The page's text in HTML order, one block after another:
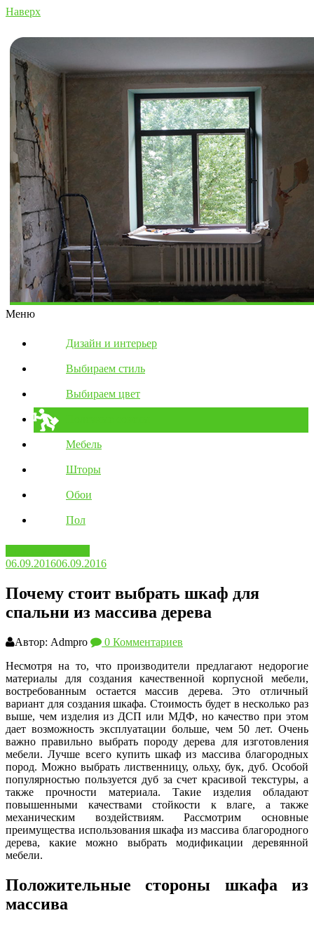
Наверх
Меню
Дизайн и интерьер
Выбираем стиль
Выбираем цвет
Мебель
Шторы
Обои
Пол
06.09.201606.09.2016
Почему стоит выбрать шкаф для
спальни из массива дерева
Автор: Admpro
0 Комментариев
Несмотря на то, что производители предлагают недорогие
материалы для создания качественной корпусной мебели,
востребованным остается массив дерева. Это отличный
вариант для создания шкафа. Стоимость будет в несколько раз
выше, чем изделия из ДСП или МДФ, но качество при этом
дает возможность эксплуатации больше, чем 50 лет. Очень
важно правильно выбрать породу дерева для изготовления
мебели. Лучше всего купить шкаф из массива благородных
пород. Можно выбрать лиственницу, ольху, бук, дуб. Особой
популярностью пользуется дуб за счет красивой текстуры, а
также прочности материала. Такие изделия обладают
повышенными качествами стойкости к влаге, а также
механическим воздействиям. Рассмотрим основные
преимущества использования шкафа из массива благородного
дерева, какие можно выбрать модификации деревянной
мебели.
Положительные стороны шкафа из
массива